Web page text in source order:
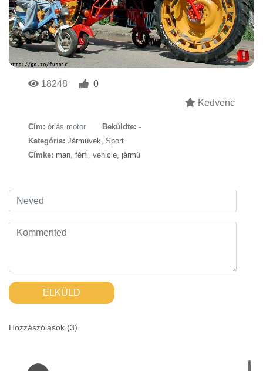
18248
0
Kedvenc
Cím: óriás motor Beküldte: -
Kategória: Járművek Sport
Címke: man férfi vehicle jármű
ELKÜLD
Hozzászólások (3)